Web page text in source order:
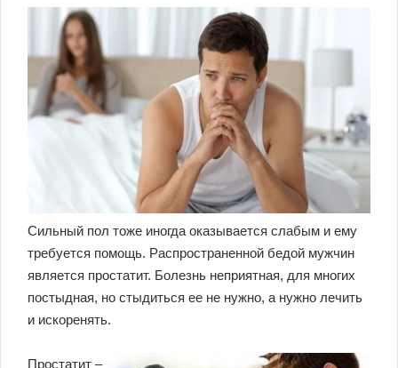
Сильный пол тоже иногда оказывается слабым и ему
требуется помощь. Распространенной бедой мужчин
является простатит. Болезнь неприятная, для многих
постыдная, но стыдиться ее не нужно, а нужно лечить
и искоренять.
Простатит –